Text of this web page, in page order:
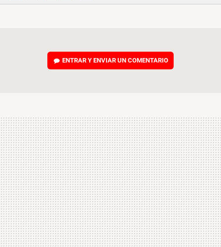
FACEBOOKTWITTERFLIPBOARD
E-
WHATSAPP
ENTRAR Y ENVIAR UN COMENTARIO